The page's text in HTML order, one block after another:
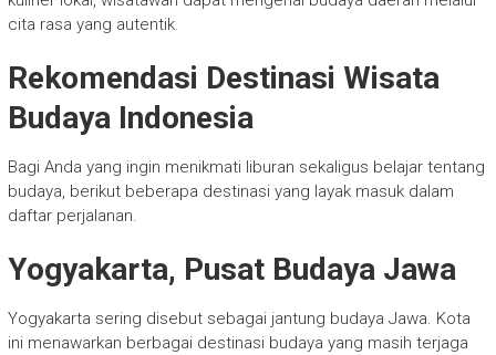
cita rasa yang autentik.
Rekomendasi Destinasi Wisata
Budaya Indonesia
Bagi Anda yang ingin menikmati liburan sekaligus belajar tentang
budaya, berikut beberapa destinasi yang layak masuk dalam
daftar perjalanan.
Yogyakarta, Pusat Budaya Jawa
Yogyakarta sering disebut sebagai jantung budaya Jawa. Kota
ini menawarkan berbagai destinasi budaya yang masih terjaga